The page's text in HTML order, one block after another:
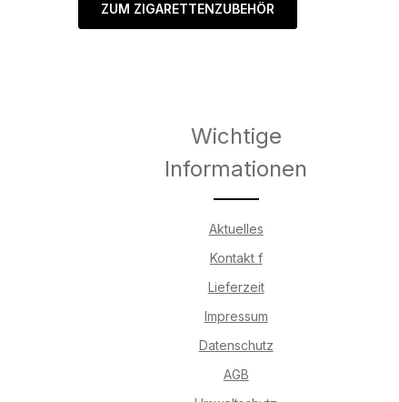
ZUM ZIGARETTENZUBEHÖR
Wichtige
Informationen
Aktuelles
Kontakt f
Lieferzeit
Impressum
Datenschutz
AGB